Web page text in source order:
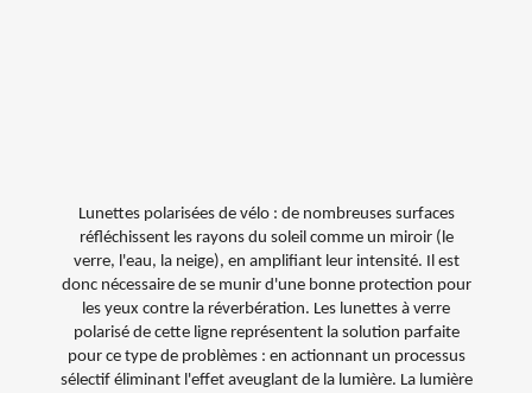
Lunettes polarisées de vélo : de nombreuses surfaces
réfléchissent les rayons du soleil comme un miroir (le
verre, l'eau, la neige), en amplifiant leur intensité. Il est
donc nécessaire de se munir d'une bonne protection pour
les yeux contre la réverbération. Les lunettes à verre
polarisé de cette ligne représentent la solution parfaite
pour ce type de problèmes : en actionnant un processus
sélectif éliminant l'effet aveuglant de la lumière. La lumière